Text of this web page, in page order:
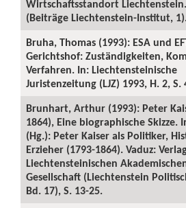
Wirtschaftsstandort
(Beiträge Liechtenstein-Institut,
Bruha, Thomas (1993): ESA und
Gerichtshof: Zuständigkeiten,
Verfahren. In: Liechtensteinische
Juristenzeitung (LJZ) 1993, H. 2, S.
Brunhart, Arthur (1993): Peter
1864), Eine biographische Skizze.
(Hg.): Peter Kaiser als Politiker,
Erzieher (1793-1864). Vaduz:
Liechtensteinischen
Gesellschaft (Liechtenstein
Bd. 17), S. 13-25.